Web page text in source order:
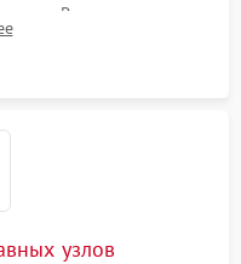
Ремонт или замена
алгоритмов.
узлов